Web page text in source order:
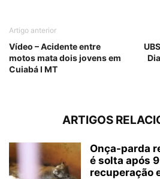
Artigo anterior
Vídeo – Acidente entre
motos mata dois jovens em
Cuiabá I MT
ARTIGOS
Onça-parda
é solta após
recuperação